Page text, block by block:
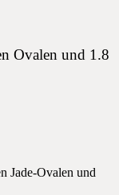
Ovalen und 1.8
Jade-Ovalen und